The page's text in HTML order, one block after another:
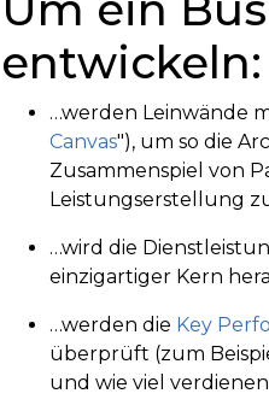
entwickeln:
…werden Leinwände
Canvas"), um so die
Zusammenspiel von
Leistungserstellung
…wird die
einzigartiger Kern
…werden die Key
überprüft (zum
und wie viel